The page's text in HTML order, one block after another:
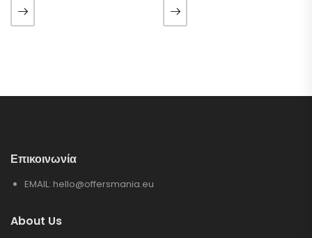
Επικοινωνία
EMAIL: hello@offersmania.eu
About Us